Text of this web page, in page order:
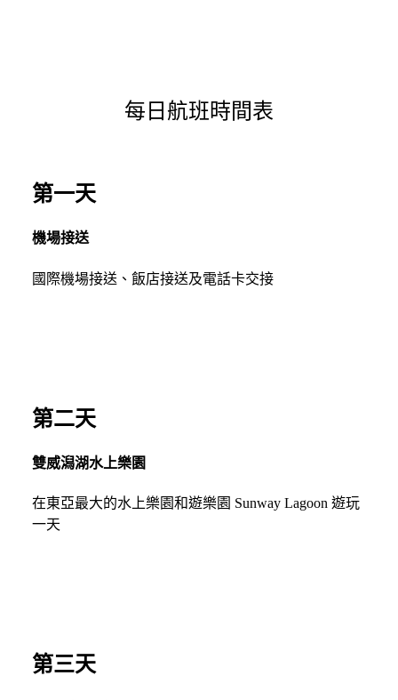
每日航班時間表
第一天
機場接送
國際機場接送、飯店接送及電話卡交接
第二天
雙威潟湖水上樂園
在東亞最大的水上樂園和遊樂園 Sunway Lagoon 遊玩
一天
第三天